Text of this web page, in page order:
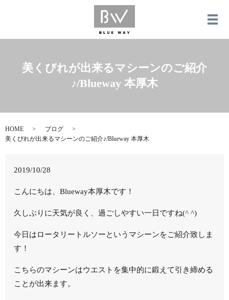
メ
美くびれが出来るマシーンのご紹介
♪/Blueway 本厚木
HOME
ブログ
美くびれが出来るマシーンのご紹介♪/Blueway 本厚木
2019/10/28
こんにちは、Blueway本厚木です！
久しぶりに天気が良く、過ごしやすい一日ですね(^ ^)
今日はロータリートルソーというマシーンをご紹介致しま
す！
こちらのマシーンはウエストを集中的に鍛えて引き締める
ことが出来ます。